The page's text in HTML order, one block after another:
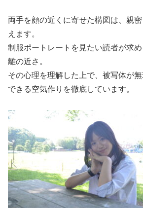
両手を顔の近くに寄せた構図は、親
えます。
制服ポートレートを見たい読者が求
離の近さ。
その心理を理解した上で、被写体が
できる空気作りを徹底しています。